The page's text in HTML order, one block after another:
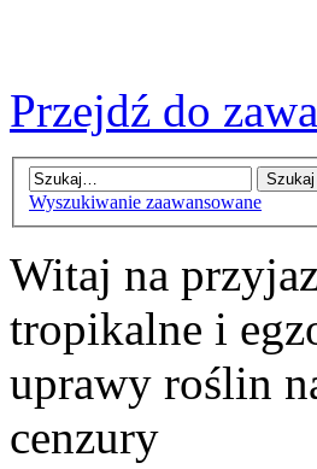
Przejdź do
Wyszukiwanie zaawansowane
Witaj na
tropikalne i
uprawy roślin
cenzury